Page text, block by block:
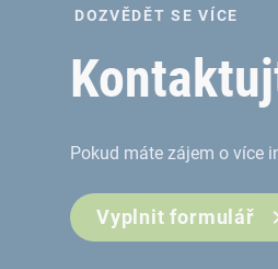
DOZVĚDĚT SE VÍCE
Pokud máte zájem o více
Vyplnit formulář